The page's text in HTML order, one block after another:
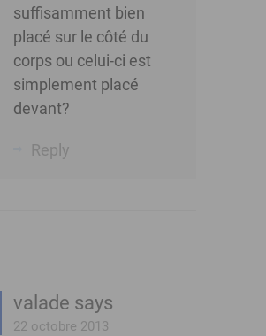
suffisamment bien
placé sur le côté du
corps ou celui-ci est
simplement placé
devant?
Reply
valade says
22 octobre 2013